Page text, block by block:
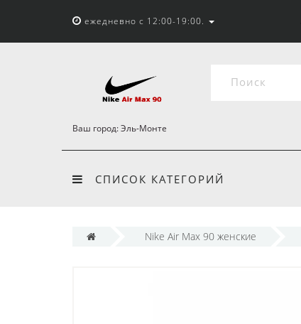
ежедневно с 12:00-19:00.
Ваш город:Эль-Монте
СПИСОК КАТЕГОРИЙ
Nike Air Max 90 женские